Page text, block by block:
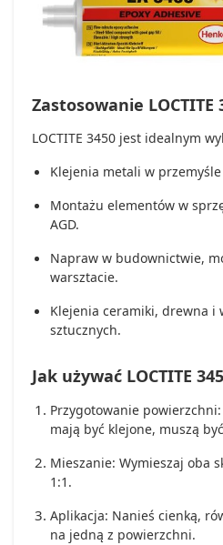
Zastosowanie LOCTITE
LOCTITE 3450 jest idealnym
Klejenia metali w
Montażu elementów w
AGD.
Napraw w budownictwie,
warsztacie.
Klejenia ceramiki, drewna i
sztucznych.
Jak używać LOCTITE
Przygotowanie
mają być klejone, muszą
Mieszanie: Wymieszaj oba
1:1.
Aplikacja: Nanieś cienką,
na jedną z powierzchni.